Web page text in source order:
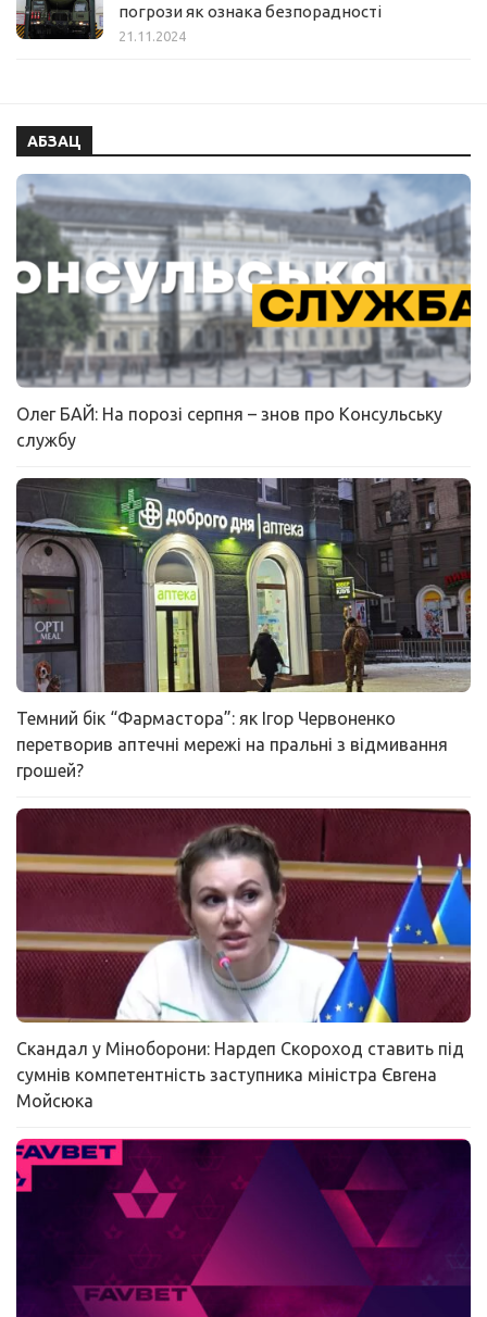
погрози як ознака безпорадності
21.11.2024
АБЗАЦ
Олег БАЙ: На порозі серпня – знов про Консульську
службу
Темний бік “Фармастора”: як Ігор Червоненко
перетворив аптечні мережі на пральні з відмивання
грошей?
Скандал у Міноборони: Нардеп Скороход ставить під
сумнів компетентність заступника міністра Євгена
Мойсюка